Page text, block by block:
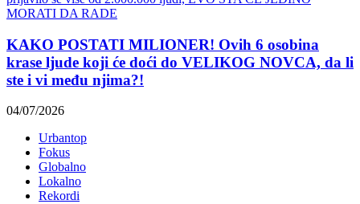
KAKO POSTATI MILIONER! Ovih 6 osobina
krase ljude koji će doći do VELIKOG NOVCA, da li
ste i vi među njima?!
04/07/2026
Urbantop
Fokus
Globalno
Lokalno
Rekordi